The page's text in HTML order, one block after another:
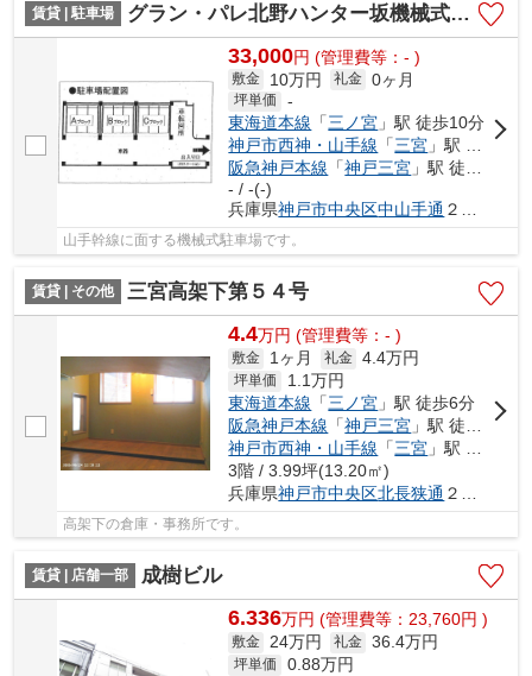
賃貸 | 駐車場 グラン・パレ北野ハンター坂機械式駐車場
33,000円 (管理費等：- )
敷金 10万円 礼金 0ヶ月
坪単価
-
東海道本線 「三ノ宮 」駅 徒歩10分
神戸市西神・山手線 「三宮 」駅 徒歩6分
阪急神戸本線 「神戸三宮 」駅 徒歩7分
- / -(-)
兵庫県神戸市中央区中山手通 ２丁目
山手幹線に面する機械式駐車場です。
賃貸 | その他 三宮高架下第５４号
4.4万円 (管理費等：- )
敷金 1ヶ月 礼金 4.4万円
坪単価 1.1万円
東海道本線 「三ノ宮 」駅 徒歩6分
阪急神戸本線 「神戸三宮 」駅 徒歩2分
神戸市西神・山手線 「三宮 」駅 徒歩5分
3階 / 3.99坪(13.20㎡)
兵庫県神戸市中央区北長狭通 ２丁目
高架下の倉庫・事務所です。
賃貸 | 店舗一部 成樹ビル
6.336万円 (管理費等：23,760円 )
敷金 24万円 礼金 36.4万円
坪単価 0.88万円